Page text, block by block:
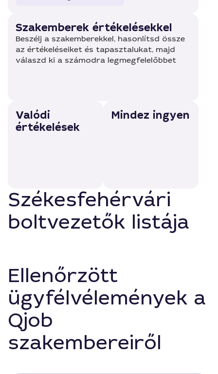
Szakemberek értékelésekkel
Beszélj a szakemberekkel, hasonlítsd össze
az értékeléseiket és tapasztalukat, majd
válaszd ki a számodra legmegfelelőbbet
Valódi
értékelések
Mindez ingyen
Székesfehérvári
boltvezetők listája
Ellenőrzött
ügyfélvélemények a
Qjob
szakembereiről